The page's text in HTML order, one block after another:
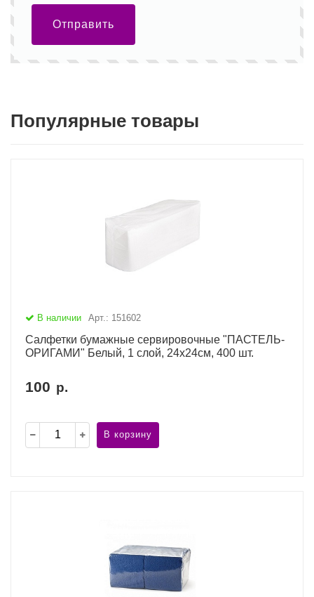
Отправить
Популярные товары
В наличии Арт.: 151602
Салфетки бумажные сервировочные "ПАСТЕЛЬ-
ОРИГАМИ" Белый, 1 слой, 24х24см, 400 шт.
100 р.
В корзину